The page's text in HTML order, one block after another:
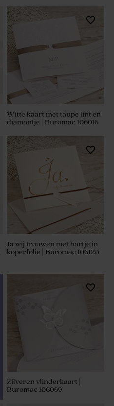
Witte kaart met taupe lint en
diamantje | Buromac 106016
Ja wij trouwen met hartje in
koperfolie | Buromac 106125
Zilveren vlinderkaart |
Buromac 106069